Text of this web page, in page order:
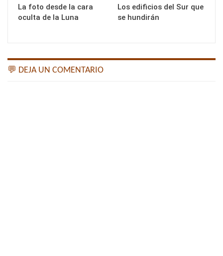
La foto desde la cara
oculta de la Luna
Los edificios del Sur que
se hundirán
💬 DEJA UN COMENTARIO